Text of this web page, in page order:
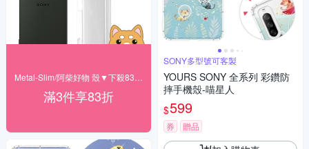
滿3件享83折
SONY多型號可客製
YOURS SONY 全系列 彩鑽防
摔手機殼-喵星人
$599
券 贈品